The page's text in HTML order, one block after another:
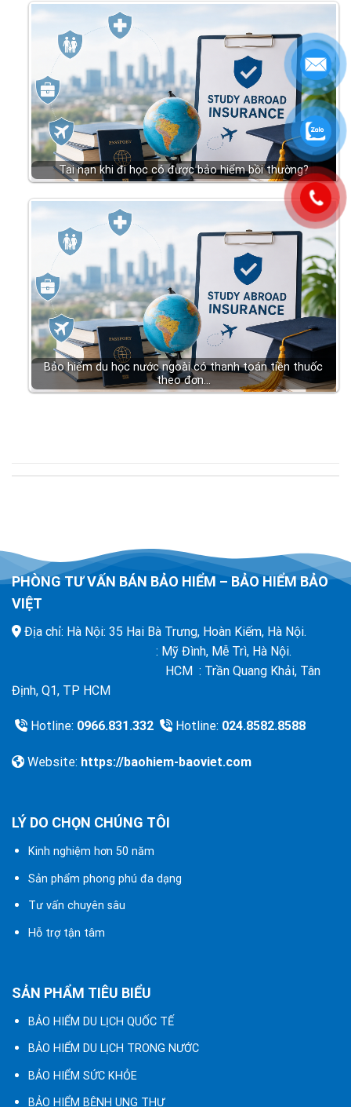
Tai nạn khi đi học có được bảo hiểm bồi thường?
Bảo hiểm du học nước ngoài có thanh toán tiền thuốc
theo đơn…
PHÒNG TƯ VẤN BÁN BẢO HIỂM – BẢO HIỂM BẢO
VIỆT
Địa chỉ: Hà Nội: 35 Hai Bà Trưng, Hoàn Kiếm, Hà Nội.
: Mỹ Đình, Mễ Trì, Hà Nội.
HCM : Trần Quang Khải, Tân
Định, Q1, TP HCM
Hotline: 0966.831.332 Hotline: 024.8582.8588
Website: https://baohiem-baoviet.com
LÝ DO CHỌN CHÚNG TÔI
Kinh nghiệm hơn 50 năm
Sản phẩm phong phú đa dạng
Tư vấn chuyên sâu
Hỗ trợ tận tâm
SẢN PHẨM TIÊU BIỂU
BẢO HIỂM DU LỊCH QUỐC TẾ
BẢO HIỂM DU LỊCH TRONG NƯỚC
BẢO HIỂM SỨC KHỎE
BẢO HIỂM BỆNH UNG THƯ